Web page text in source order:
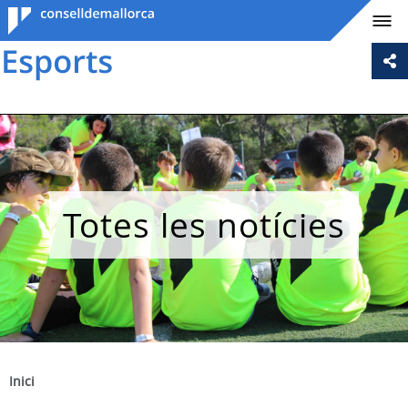
Consell de
Mallorca
Totes les notícies
Inici